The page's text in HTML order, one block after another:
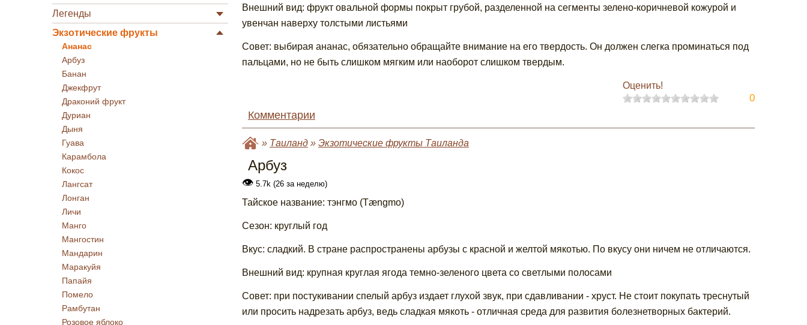
Легенды
Экзотические фрукты
Ананас
Арбуз
Банан
Джекфрут
Драконий фрукт
Дуриан
Дыня
Гуава
Карамбола
Кокос
Лангсат
Лонган
Личи
Манго
Мангостин
Мандарин
Маракуйя
Папайя
Помело
Рамбутан
Розовое яблоко
Внешний вид: фрукт овальной формы покрыт грубой, разделенной на сегменты зелено-коричневой кожурой и
увенчан наверху толстыми листьями
Совет: выбирая ананас, обязательно обращайте внимание на его твердость. Он должен слегка проминаться под
пальцами, но не быть слишком мягким или наоборот слишком твердым.
Оценить!
0
Комментарии
» Таиланд» Экзотические фрукты Таиланда
Арбуз
👁5.7k (26 за неделю)
Тайское название: тэнгмо (Tængmo)
Сезон: круглый год
Вкус: сладкий. В стране распространены арбузы с красной и желтой мякотью. По вкусу они ничем не отличаются.
Внешний вид: крупная круглая ягода темно-зеленого цвета со светлыми полосами
Совет: при постукивании спелый арбуз издает глухой звук, при сдавливании - хруст. Не стоит покупать треснутый
или просить надрезать арбуз, ведь сладкая мякоть - отличная среда для развития болезнетворных бактерий.